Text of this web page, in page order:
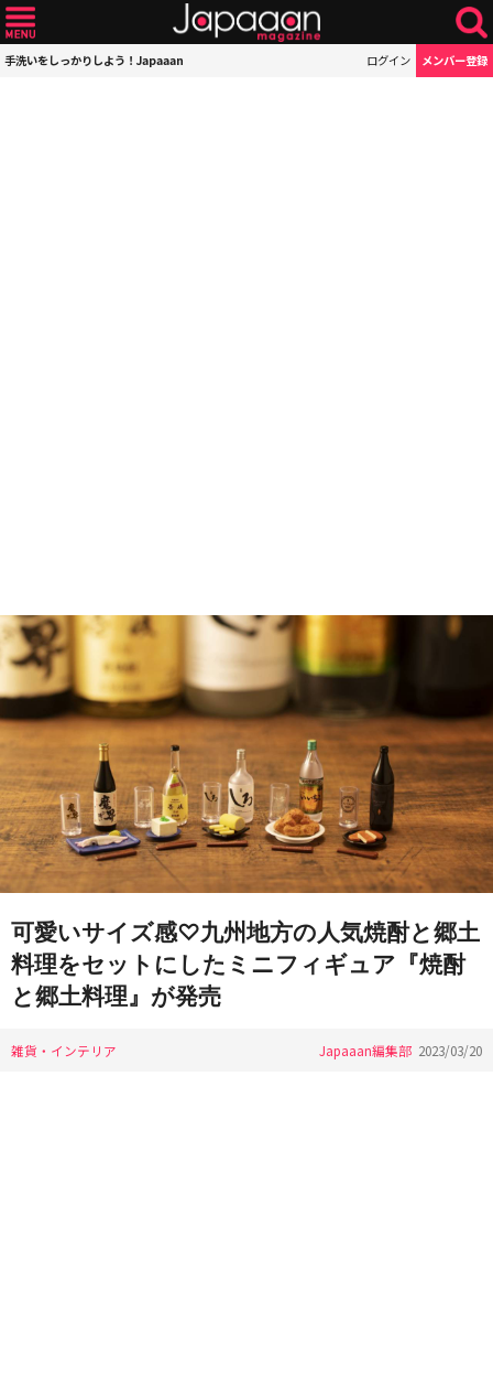
手洗いをしっかりしよう！Japaaan ログイン メンバー登録
可愛いサイズ感♡九州地方の人気焼酎と郷土
料理をセットにしたミニフィギュア『焼酎
と郷土料理』が発売
雑貨・インテリア Japaaan編集部 2023/03/20